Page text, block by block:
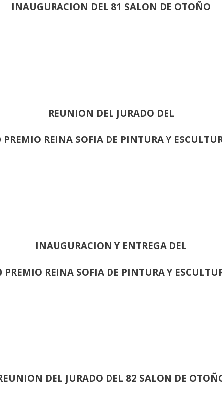
INAUGURACION DEL 81 SALON DE OTOÑO
REUNION DEL JURADO DEL
PREMIO REINA SOFIA DE PINTURA Y
INAUGURACION Y ENTREGA DEL
PREMIO REINA SOFIA DE PINTURA Y
DEL JURADO DEL 82 SALON DE